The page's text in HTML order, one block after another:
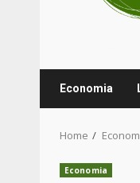
Economia
Home
Economia